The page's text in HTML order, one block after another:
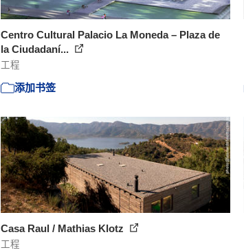
Centro Cultural Palacio La Moneda – Plaza de
la Ciudadaní...
工程
添加书签
Casa Raul / Mathias Klotz
工程